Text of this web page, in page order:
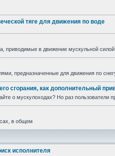
тяге для движения по воде
приводимые в движение мускульной силой
предназначенные для движения по
сгорания, как дополнительный
о мускулоходах? Но раз пользователи
в общем
исполнителя